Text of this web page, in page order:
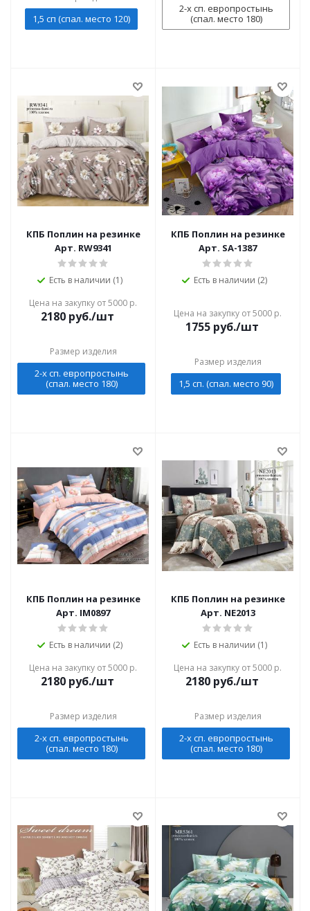
1,5 сп (спал. место 120)
2-х сп. европростынь
(спал. место 180)
КПБ Поплин на резинке
Арт. RW9341
Есть в наличии (1)
Цена на закупку от 5000 р.
2180 руб./шт
Размер изделия
2-х сп. европростынь
(спал. место 180)
КПБ Поплин на резинке
Арт. SA-1387
Есть в наличии (2)
Цена на закупку от 5000 р.
1755 руб./шт
Размер изделия
1,5 сп. (спал. место 90)
КПБ Поплин на резинке
Арт. IM0897
Есть в наличии (2)
Цена на закупку от 5000 р.
2180 руб./шт
Размер изделия
2-х сп. европростынь
(спал. место 180)
КПБ Поплин на резинке
Арт. NE2013
Есть в наличии (1)
Цена на закупку от 5000 р.
2180 руб./шт
Размер изделия
2-х сп. европростынь
(спал. место 180)